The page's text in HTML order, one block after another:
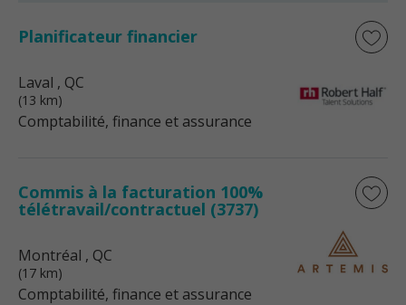
Planificateur financier
Laval , QC
(13 km)
Comptabilité, finance et assurance
Commis à la facturation 100%
télétravail/contractuel (3737)
Montréal , QC
(17 km)
Comptabilité, finance et assurance